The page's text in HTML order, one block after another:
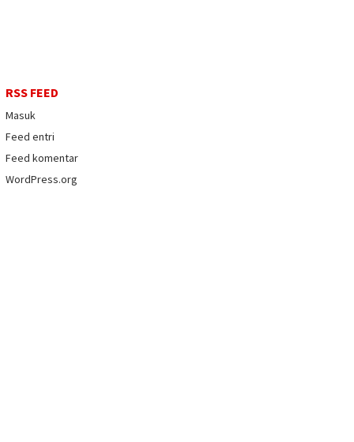
RSS FEED
Masuk
Feed entri
Feed komentar
WordPress.org